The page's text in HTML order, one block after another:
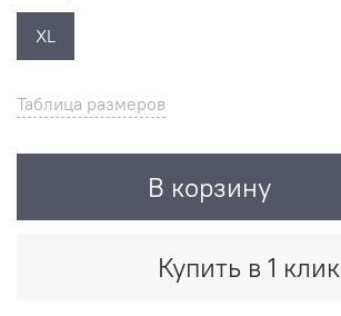
Таблица размеров
В корзину
Купить в 1 клик
XL